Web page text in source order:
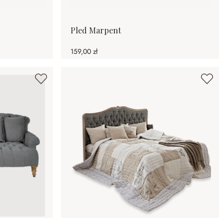
Pled Marpent
159,00 zł